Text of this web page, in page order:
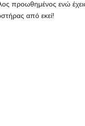
προωθημένος ενώ
από εκεί!